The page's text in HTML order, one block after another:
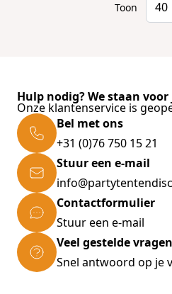
Toon
Hulp nodig? We staan
Onze klantenservice is
Bel met ons
+31 (0)76 750 15 21
Stuur een e-mail
Contactformulier
Stuur een e-mail
Veel gestelde vragen
Snel antwoord op je